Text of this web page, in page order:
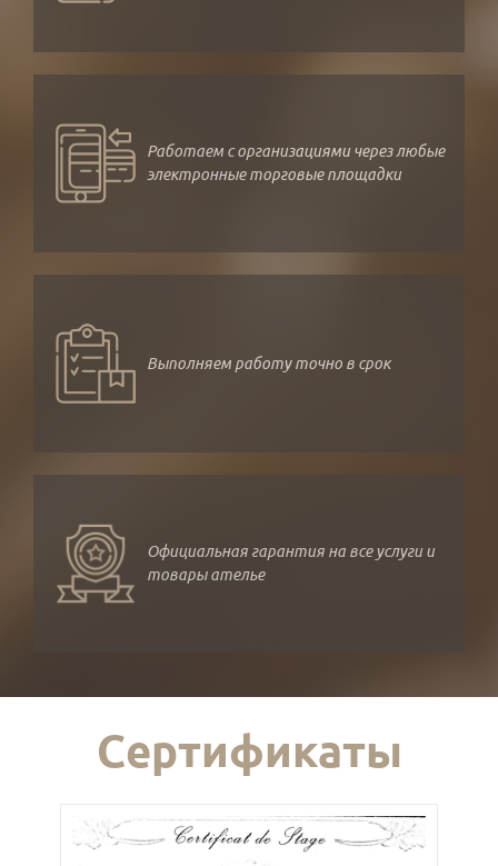
Работаем с организациями через любые
электронные торговые площадки
Выполняем работу точно в срок
Официальная гарантия на все услуги и
товары ателье
Сертификаты